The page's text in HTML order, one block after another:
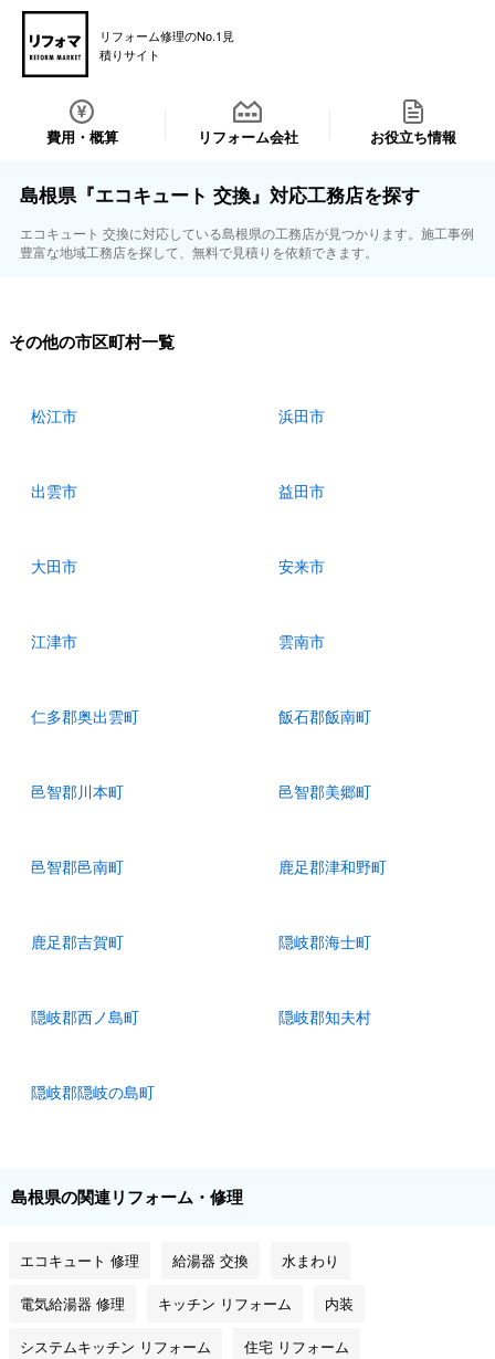
リフォーム修理のNo.1見
積りサイト
費用・概算 リフォーム会社 お役立ち情報
島根県『エコキュート 交換』対応工務店を探す
エコキュート 交換に対応している島根県の工務店が見つかります。施工事例
豊富な地域工務店を探して、無料で見積りを依頼できます。
その他の市区町村一覧
松江市 浜田市
出雲市 益田市
大田市 安来市
江津市 雲南市
仁多郡奥出雲町 飯石郡飯南町
邑智郡川本町 邑智郡美郷町
邑智郡邑南町 鹿足郡津和野町
鹿足郡吉賀町 隠岐郡海士町
隠岐郡西ノ島町 隠岐郡知夫村
隠岐郡隠岐の島町
島根県の関連リフォーム・修理
エコキュート 修理 給湯器 交換 水まわり
電気給湯器 修理 キッチン リフォーム 内装
システムキッチン リフォーム 住宅 リフォーム